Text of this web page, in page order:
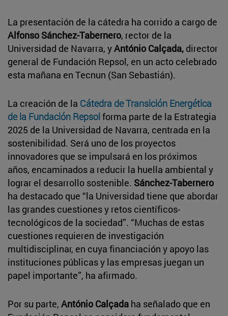
La presentación de la cátedra ha corrido a cargo de
Alfonso Sánchez-Tabernero, rector de la
Universidad de Navarra, yAntónio Calçada, director
general de Fundación Repsol, en un acto celebrado
esta mañana en Tecnun (San Sebastián).
La creación de la Cátedra de Transición Energética
de la Fundación Repsolforma parte de la Estrategia
2025 de la Universidad de Navarra, centrada en la
sostenibilidad. Será uno de los proyectos
innovadores que se impulsará en los próximos
años, encaminados a reducir la huella ambiental y
lograr el desarrollo sostenible. Sánchez-Tabernero
ha destacado que “la Universidad tiene que abordar
las grandes cuestiones y retos científicos-
tecnológicos de la sociedad”. “Muchas de estas
cuestiones requieren de investigación
multidisciplinar, en cuya financiación y apoyo las
instituciones públicas y las empresas juegan un
papel importante”, ha afirmado.
Por su parte, António Calçada ha señalado que en